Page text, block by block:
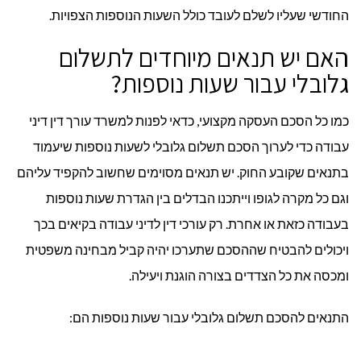
החודשי שעליו לשלם לעובד כולל השעות הנוספות הצפויות.
האם יש תנאים מיוחדים לתשלום
גלובלי עבור שעות נוספות?
כמו כל הסכם העסקה מקצועי, כדאי לפנות למשרד עורך דין דיני
עבודה כדי לערוך הסכם תשלום גלובלי לשעות נוספות שיעמוד
בתנאים שקובע החוק. יש תנאים מסוימים שחשוב להקפיד עליהם
וגם כל מקרה לגופו וייתכנו הבדלים בין הגדרת שעות נוספות
בעבודה כזאת או אחרת. רק עורכי דין לדיני עבודה בקיאים בכך
ויכולים להבטיח שההסכם שתערכו יהיה קביל מבחינה משפטית
ומכסה את כל הצדדים בצורה הוגנת ויעילה.
התנאים להסכם תשלום גלובלי עבור שעות נוספות הם: